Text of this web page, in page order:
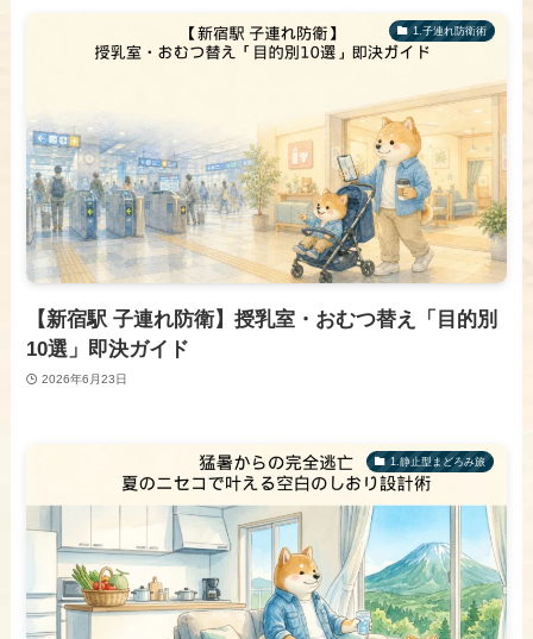
1.子連れ防衛術
【新宿駅 子連れ防衛】授乳室・おむつ替え「目的別
10選」即決ガイド
2026年6月23日
1.静止型まどろみ旅